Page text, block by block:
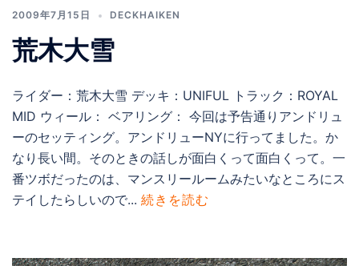
2009年7月15日 DECKHAIKEN
荒木大雪
ライダー：荒木大雪 デッキ：UNIFUL トラック：ROYAL
MID ウィール： ベアリング： 今回は予告通りアンドリュ
ーのセッティング。アンドリューNYに行ってました。か
なり長い間。そのときの話しが面白くって面白くって。一
番ツボだったのは、マンスリールームみたいなところにス
テイしたらしいので... 続きを読む